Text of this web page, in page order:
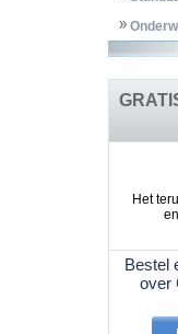
Het
Bestel
over